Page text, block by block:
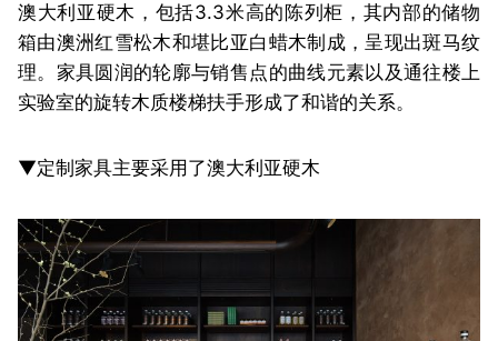
澳大利亚硬木，包括3.3米高的陈列柜，其内部的储物
箱由澳洲红雪松木和堪比亚白蜡木制成，呈现出斑马纹
理。家具圆润的轮廓与销售点的曲线元素以及通往楼上
实验室的旋转木质楼梯扶手形成了和谐的关系。
▼定制家具主要采用了澳大利亚硬木